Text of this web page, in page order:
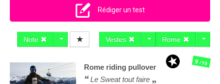
Rédiger un test
Note Rome
Vestes
Rome riding pullover
Le Sweat tout faire
9/10